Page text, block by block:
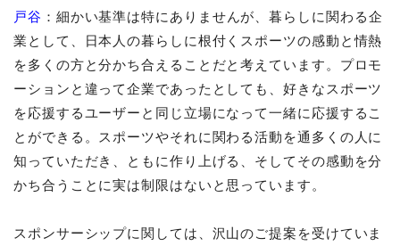
戸谷 ：細かい基準は特にありませんが、暮らしに関わる企
業として、日本人の暮らしに根付くスポーツの感動と情熱
を多くの方と分かち合えることだと考えています。プロモ
ーションと違って企業であったとしても、好きなスポーツ
を応援するユーザーと同じ立場になって一緒に応援するこ
とができる。スポーツやそれに関わる活動を通多くの人に
知っていただき、ともに作り上げる、そしてその感動を分
かち合うことに実は制限はないと思っています。
スポンサーシップに関しては、沢山のご提案を受けていま